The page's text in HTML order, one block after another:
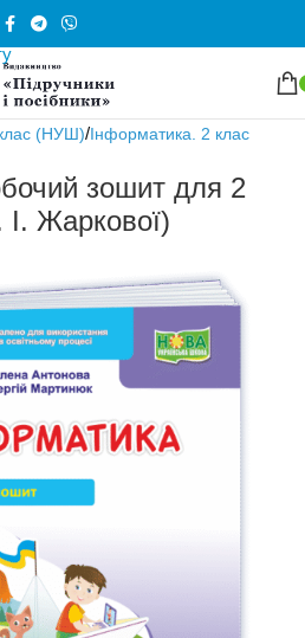
(НУШ)/Інформатика. 2 клас
зошит для 2
І. Жаркової)